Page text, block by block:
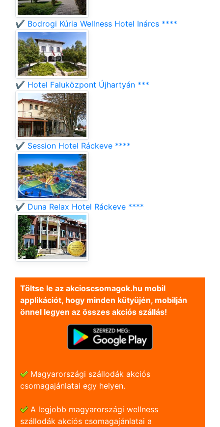
✔️ Bodrogi Kúria Wellness Hotel Inárcs ****
✔️ Hotel Faluközpont Újhartyán ***
✔️ Session Hotel Ráckeve ****
✔️ Duna Relax Hotel Ráckeve ****
Töltse le az akcioscsomagok.hu mobil
applikációt, hogy minden kütyüjén, mobilján
önnel legyen az összes akciós szállás!
Magyarországi szállodák akciós
csomagajánlatai egy helyen.
A legjobb magyarországi wellness
szállodák akciós csomagajánlatai a